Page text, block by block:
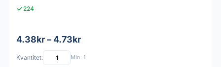
224
4.38kr – 4.73kr
Kvantitet: Min: 1